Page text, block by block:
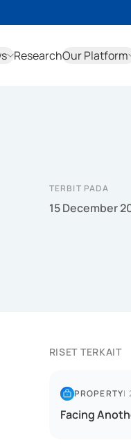
ResearchOur Platform
TERBIT PADA
15 December
RISET TERKAIT
PROPERTY|
Facing